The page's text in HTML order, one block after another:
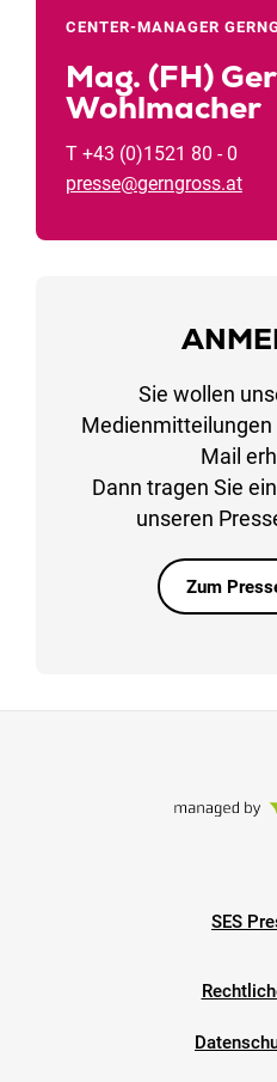
CENTER-MANAGER
Mag. (FH)
Wohlmacher
T +43 (0)1521 80 - 0
presse@gerngross.at
Sie wollen
Medienmitteilungen
Mail
Dann tragen Sie
unseren
Zum
SES